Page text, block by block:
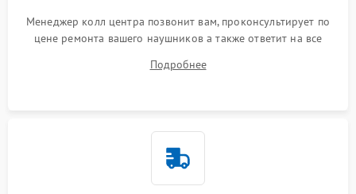
Менеджер колл центра позвонит вам, проконсультирует по
цене ремонта вашего наушников а также ответит на все
Подробнее